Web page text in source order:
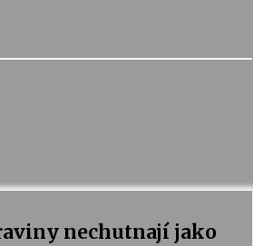
nechutnají jako